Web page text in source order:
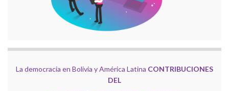
La democracia en Bolivia y América Latina CONTRIBUCIONES
DEL